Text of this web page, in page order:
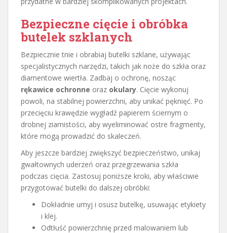
Bezpieczne cięcie i obróbka
butelek szklanych
Bezpiecznie tnie i obrabiaj butelki szklane, używając
specjalistycznych narzędzi, takich jak noże do szkła oraz
diamentowe wiertła. Zadbaj o ochronę, nosząc
rękawice ochronne oraz okulary. Cięcie wykonuj
powoli, na stabilnej powierzchni, aby unikać pęknięć. Po
przecięciu krawędzie wygładź papierem ściernym o
drobnej ziarnistości, aby wyeliminować ostre fragmenty,
które mogą prowadzić do skaleczeń.
Aby jeszcze bardziej zwiększyć bezpieczeństwo, unikaj
gwałtownych uderzeń oraz przegrzewania szkła
podczas cięcia. Zastosuj poniższe kroki, aby właściwie
przygotować butelki do dalszej obróbki:
Dokładnie umyj i osusz butelkę, usuwając etykiety
i klej.
Odtłuść powierzchnię przed malowaniem lub